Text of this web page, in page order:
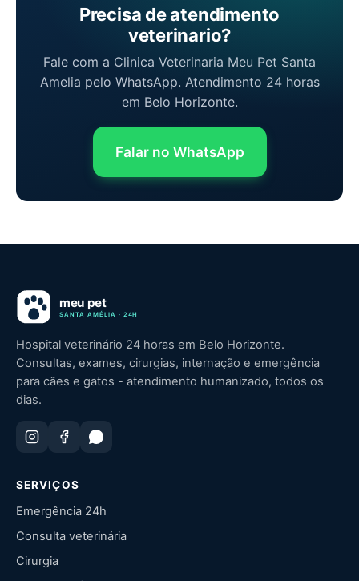
Precisa de atendimento
veterinario?
Fale com a Clinica Veterinaria Meu Pet Santa
Amelia pelo WhatsApp. Atendimento 24 horas
em Belo Horizonte.
Falar no WhatsApp
Hospital veterinário 24 horas em Belo Horizonte.
Consultas, exames, cirurgias, internação e emergência
para cães e gatos - atendimento humanizado, todos os
dias.
SERVIÇOS
Emergência 24h
Consulta veterinária
Cirurgia